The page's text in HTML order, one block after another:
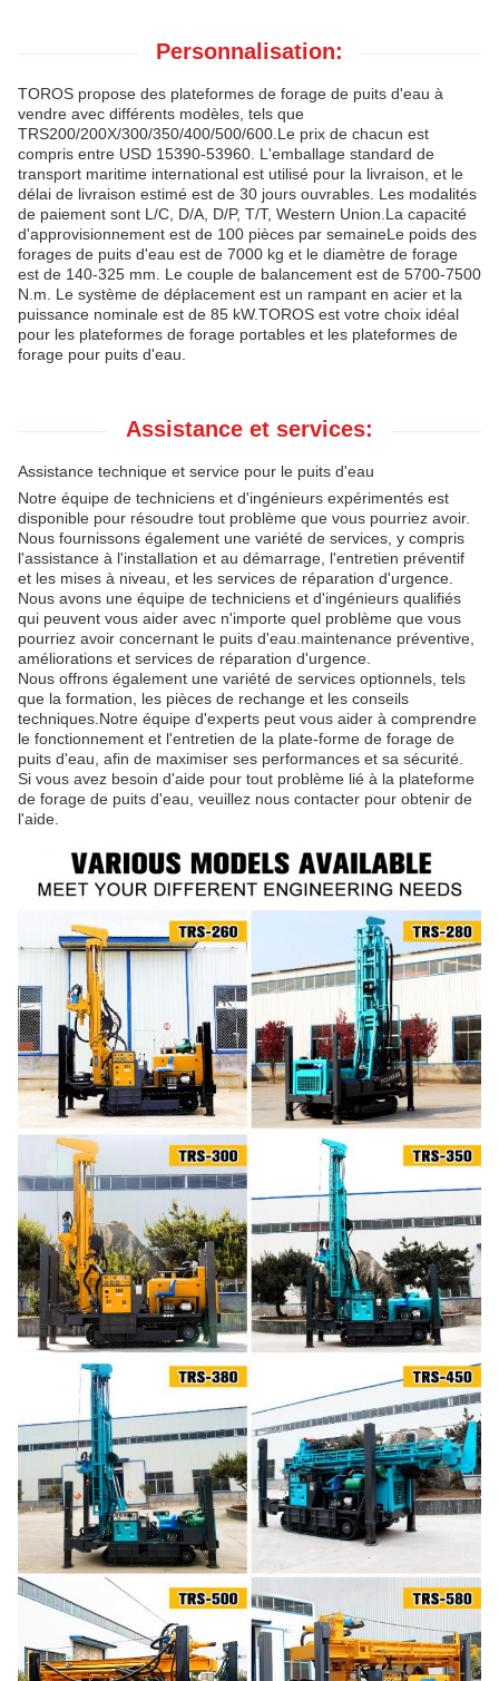
Personnalisation:
TOROS propose des plateformes de forage de puits d'eau à
vendre avec différents modèles, tels que
TRS200/200X/300/350/400/500/600.Le prix de chacun est
compris entre USD 15390-53960. L'emballage standard de
transport maritime international est utilisé pour la livraison, et le
délai de livraison estimé est de 30 jours ouvrables. Les modalités
de paiement sont L/C, D/A, D/P, T/T, Western Union.La capacité
d'approvisionnement est de 100 pièces par semaineLe poids des
forages de puits d'eau est de 7000 kg et le diamètre de forage
est de 140-325 mm. Le couple de balancement est de 5700-7500
N.m. Le système de déplacement est un rampant en acier et la
puissance nominale est de 85 kW.TOROS est votre choix idéal
pour les plateformes de forage portables et les plateformes de
forage pour puits d'eau.
Assistance et services:
Assistance technique et service pour le puits d'eau
Notre équipe de techniciens et d'ingénieurs expérimentés est
disponible pour résoudre tout problème que vous pourriez avoir.
Nous fournissons également une variété de services, y compris
l'assistance à l'installation et au démarrage, l'entretien préventif
et les mises à niveau, et les services de réparation d'urgence.
Nous avons une équipe de techniciens et d'ingénieurs qualifiés
qui peuvent vous aider avec n'importe quel problème que vous
pourriez avoir concernant le puits d'eau.maintenance préventive,
améliorations et services de réparation d'urgence.
Nous offrons également une variété de services optionnels, tels
que la formation, les pièces de rechange et les conseils
techniques.Notre équipe d'experts peut vous aider à comprendre
le fonctionnement et l'entretien de la plate-forme de forage de
puits d'eau, afin de maximiser ses performances et sa sécurité.
Si vous avez besoin d'aide pour tout problème lié à la plateforme
de forage de puits d'eau, veuillez nous contacter pour obtenir de
l'aide.